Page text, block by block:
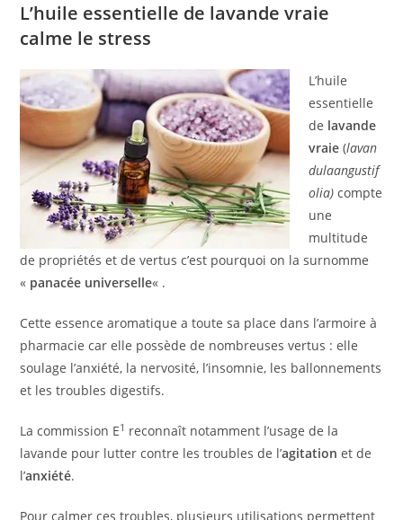
L’huile essentielle de lavande vraie
calme le stress
L’huile
essentielle
de lavande
vraie (lavan
dulaangustif
olia) compte
une
multitude
de propriétés et de vertus c’est pourquoi on la surnomme
« panacée universelle« .
Cette essence aromatique a toute sa place dans l’armoire à
pharmacie car elle possède de nombreuses vertus : elle
soulage l’anxiété, la nervosité, l’insomnie, les ballonnements
et les troubles digestifs.
La commission E1 reconnaît notamment l’usage de la
lavande pour lutter contre les troubles de l’agitation et de
l’anxiété.
Pour calmer ces troubles, plusieurs utilisations permettent